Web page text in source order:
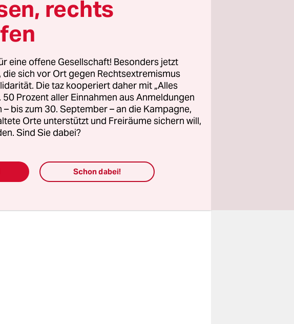
gegenüber dem
herausgegeben hat.
gewesen.
für Migration
die Beamten, dass die
mit einer Kontrolle in
seien. Die
jedoch nicht durch.
rechts
eine offene Gesellschaft! Besonders jetzt
die sich vor Ort gegen Rechtsextremismus
Die taz kooperiert daher mit „Alles
Prozent aller Einnahmen aus Anmeldungen
– bis zum 30. September – an die Kampagne,
Orte unterstützt und Freiräume sichern will,
Sind Sie dabei?
Schon dabei!